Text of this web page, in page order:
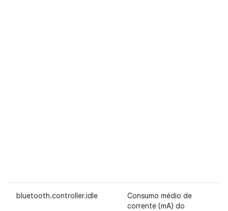
bluetooth.controller.idle
Consumo médio de
corrente (mA) do